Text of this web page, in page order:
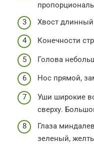
Хвост
Конечности
Голова
Нос прямой,
Уши широкие
сверху.
Глаза
зеленый,